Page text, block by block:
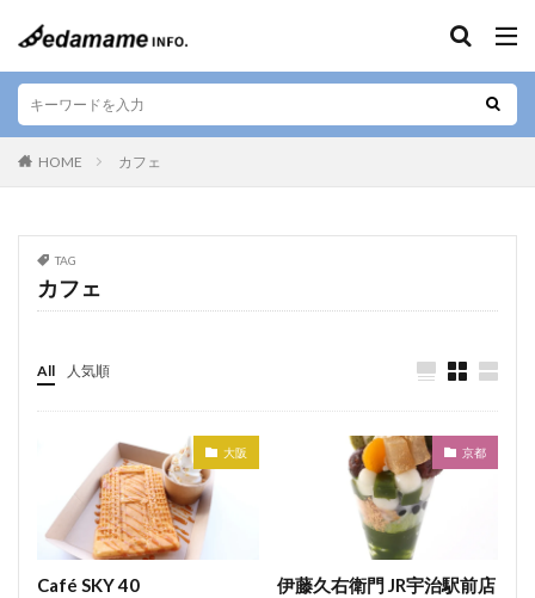
HOME カフェ
TAG
カフェ
All 人気順
大阪
Café SKY 40
京都
伊藤久右衛門 JR宇治駅前店
エリア
カフェ
肉料理
ベジタリアン
しゃぶしゃぶ
グルテンフリー
定食
ビーガン 串カツ 日本酒
そば
懐石料理
中華料理 ハラル
うどん
とんかつ 焼き鳥